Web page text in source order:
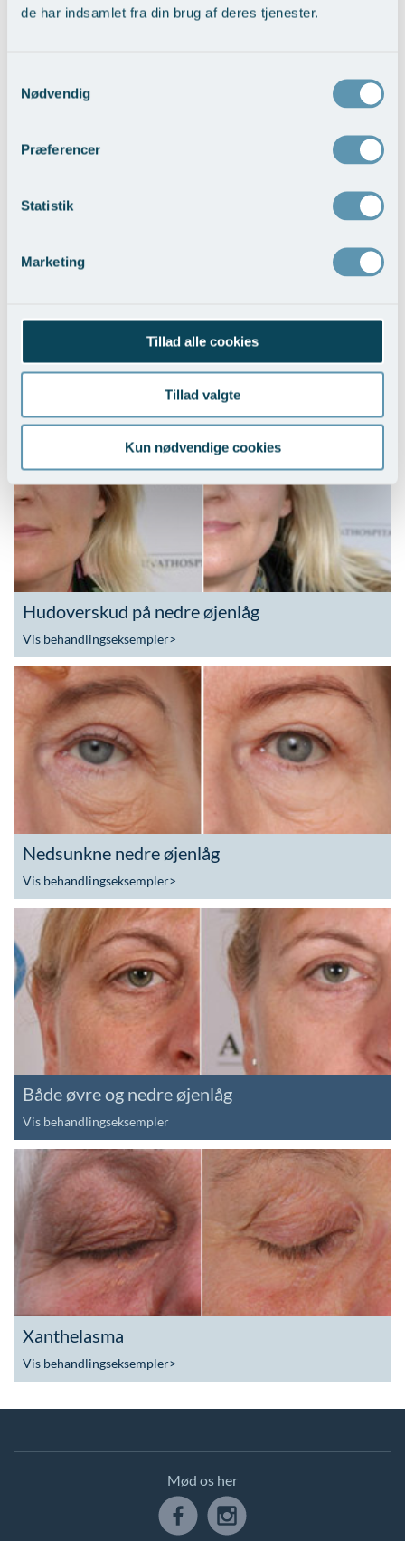
de har indsamlet fra din brug af deres tjenester.
Nødvendig
Præferencer
Statistik
Marketing
Tillad alle cookies
Tillad valgte
Kun nødvendige cookies
Vis behandlingseksempler
Asiatiske øvre øjenlåg
Vis behandlingseksempler>
Hudoverskud på nedre øjenlåg
Vis behandlingseksempler>
Nedsunkne nedre øjenlåg
Vis behandlingseksempler>
Både øvre og nedre øjenlåg
Vis behandlingseksempler
Xanthelasma
Vis behandlingseksempler>
Mød os her